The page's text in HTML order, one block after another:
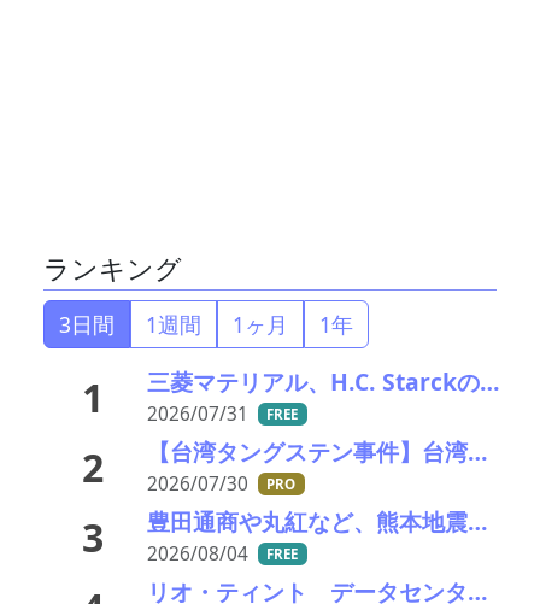
ランキング
3日間 1週間 1ヶ月 1年
1 三菱マテリアル、H.C. Starckのタングステンリサイクル能力増強投資を決定－約5000万ユーロ投資
2026/07/31 FREE
2 【台湾タングステン事件】台湾・京沅鎢鈷の黄聖玹会長が自宅で殺害される APT工場拡張計画の矢先に
2026/07/30 PRO
3 豊田通商や丸紅など、熊本地震被害に支援・義援金
2026/08/04 FREE
リオ・ティント データセンターブームにおける自社の優位性を強調 銅やアルミニウム事業の伸び背景に